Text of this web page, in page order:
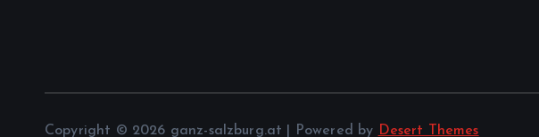
Copyright © 2026 ganz-salzburg.at | Powered by Desert Themes